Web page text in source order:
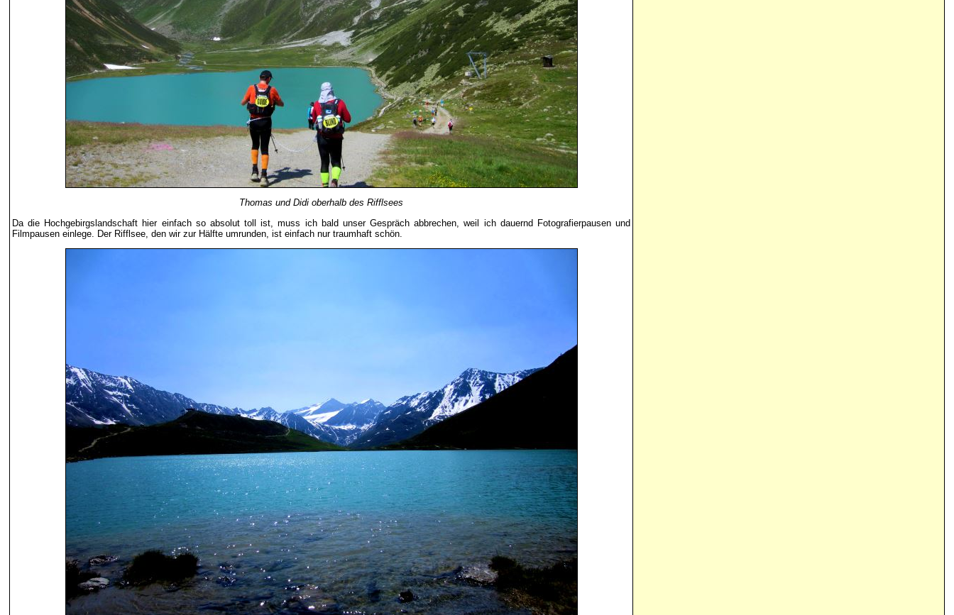
Thomas und Didi oberhalb des Rifflsees
Da die Hochgebirgslandschaft hier einfach so absolut toll ist, muss ich bald unser Gespräch abbrechen, weil ich dauernd Fotografierpausen und
Filmpausen einlege. Der Rifflsee, den wir zur Hälfte umrunden, ist einfach nur traumhaft schön.